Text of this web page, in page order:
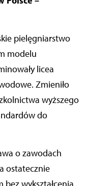
pielęgniarstwo
modelu
licea
Zmieniło
wyższego
do
o zawodach
ostatecznie